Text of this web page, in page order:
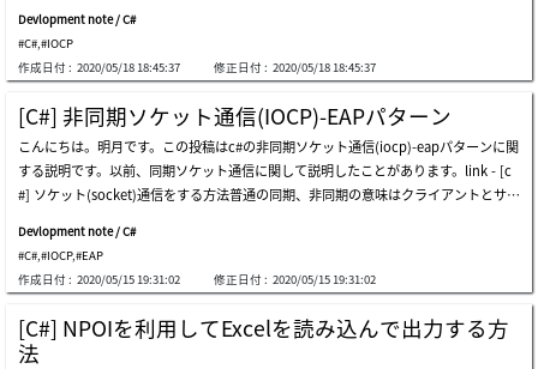
す。そうすると実践でプログラムを作成する時によく使われるコードを作成して見ま
しょう。上のソースでnodeクラスのインスタンスをシリアル化で利用してbyteに変
換して、またstringタイプに変換してredisデータベースに入力しました。そうすると
このことで別のプログラムで取得できます。別のプログラムで生成したnodeインス
タンスをredisデータベースに格納して、また、別のプログラムで取得してインスタ
ンスに変換して使うことを確認しました。この意味はシリアル化を通ってクラス形式
で様々なプログラムで値を共有できるという意味です。c#のシリアル化なので、別の
言語プログラムでは使うことは出来ずに、同じ言語のc#だけで使うことが可能です。
別の言語で使うためにはjsonタイプで変換して使うなら言語が違くても値を共有する
ことが可能ですね。上のシリアル化を通ってstringに変換してredisデータベースに格
納することと似てますが、今回はシリアル化ではなくjson構造タイプに変換して入力
しました。redisデータベースでtest1のkey値でjson
ターンが少し違うことです。eapの場合はイベントタイプでsocketasynceventargsク
ラスのcompletedイベントを利用してacceptasyncとsendasync、receiveasyncの
クライアント待機、送信、受信をしました。このeapの短所はすべて同じイベントで
実行するので可読性がよくない問題があります。それで.net framework 4.0からはas
ynccallbackのデリゲートを利用してbeginacceptやbeginsend、beginreceiveの関
数で待機、送信、受信をします。私の考えでは4.0からはc#がlambda式にも対応する
ことができるのでイベント方式からデリゲート方式に実装が可能になったと思いま
す。個人的にみるとパフォーマンスや概念は別に変わったことは無く、ソースステッ
プがもっとシンプルになったと思います。windowのtelnetのプログラムを利用して
データを受け取るサーバーを作成しましょう。作成が終わったらサーバーを起動して
telnetプログラムで接続します。ipはローカル(127.0.0.1)に設定してポートは10000
です。telnetからメッセージを送信したらサーバー側でメッセージをちゃんと受け取
ってコンソールに表示します。telnet側にはechoメッセージがちゃんと表示します。
終了まで綺麗に送受信ができます。サーバーは作成できましたからこれからクライア
Devlopment note / C#
#C#,#IOCP
作成日付 : 2020/05/18 18:45:37 修正日付 : 2020/05/18 18:45:37
[C#] 非同期ソケット通信(IOCP)-EAPパターン
こんにちは。明月です。この投稿はc#の非同期ソケット通信(iocp)-eapパターンに関
する説明です。以前、同期ソケット通信に関して説明したことがあります。link - [c
#] ソケット(socket)通信をする方法普通の同期、非同期の意味はクライアントとサー
ータを送受信すれば連結を切断することです。でも、ここで説明する同期と非同期は
意味が少し違います。システム内部でスレッドリソースでソケット通信を保持するか
どうかの差です。つまり、同期ソケット通信ならsocketクラスをサーバーにlistenし
てclientが接続するたびにスレッドを生成してオブジェクトを保持することです。ス
レッドのリストはvectorやlistで管理して切断する時、オブジェクトを解除すること
です。でもこの同期ソケット通信はプログラム実装が簡単ですが、リソース問題があ
Devlopment note / C#
#C# #IOCP,#EAP
作成日付 : 2020/05/15 19:31:02 修正日付 : 2020/05/15 19:31:02
[C#] NPOIを利用してExcelを読み込んで出力する方
法